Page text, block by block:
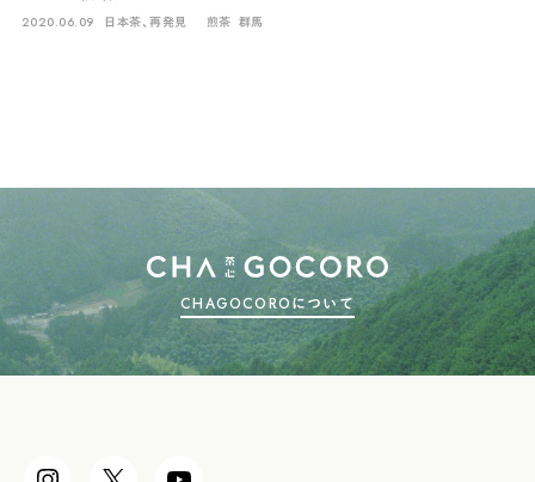
2020.06.09 日本茶、再発見 煎茶 群馬
CHAGOCOROについて